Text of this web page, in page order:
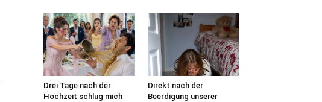
Drei Tage nach der
Hochzeit schlug mich
Direkt nach der
Beerdigung unserer